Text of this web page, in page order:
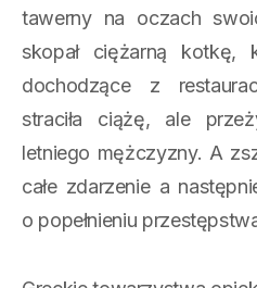
tawerny na oczach
skopał ciężarną kotkę,
dochodzące z
straciła ciążę, ale
letniego mężczyzny. A
całe zdarzenie a
o popełnieniu